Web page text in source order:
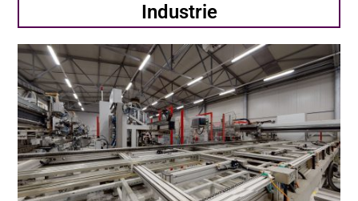
Industrie